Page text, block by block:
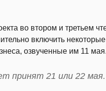
во втором и третьем
включить
озвученные им 11
принят 21 или 22 мая.